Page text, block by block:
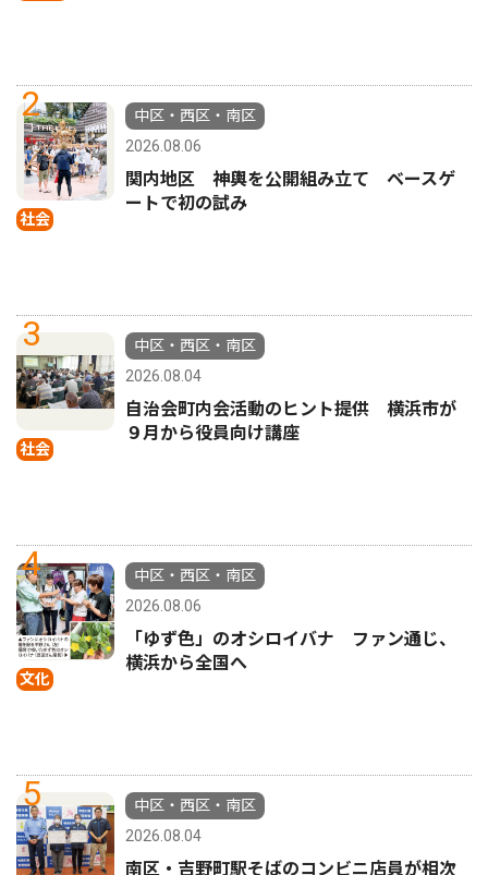
2
社会
中区・西区・南区
2026.08.06
関内地区 神輿を公開組み立て ベースゲ
ートで初の試み
3
社会
中区・西区・南区
2026.08.04
自治会町内会活動のヒント提供 横浜市が
９月から役員向け講座
4
文化
中区・西区・南区
2026.08.06
「ゆず色」のオシロイバナ ファン通じ、
横浜から全国へ
5
中区・西区・南区
2026.08.04
南区・吉野町駅そばのコンビニ店員が相次